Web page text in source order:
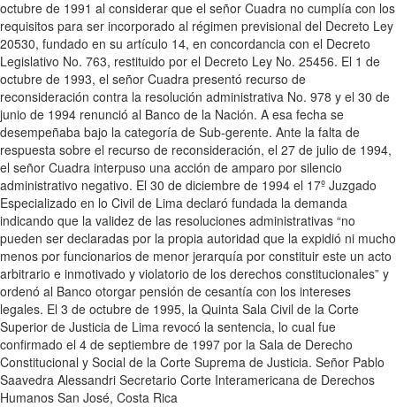
octubre de 1991 al considerar que el señor Cuadra no cumplía con los
requisitos para ser incorporado al régimen previsional del Decreto Ley
20530, fundado en su artículo 14, en concordancia con el Decreto
Legislativo No. 763, restituido por el Decreto Ley No. 25456. El 1 de
octubre de 1993, el señor Cuadra presentó recurso de
reconsideración contra la resolución administrativa No. 978 y el 30 de
junio de 1994 renunció al Banco de la Nación. A esa fecha se
desempeñaba bajo la categoría de Sub-gerente. Ante la falta de
respuesta sobre el recurso de reconsideración, el 27 de julio de 1994,
el señor Cuadra interpuso una acción de amparo por silencio
administrativo negativo. El 30 de diciembre de 1994 el 17º Juzgado
Especializado en lo Civil de Lima declaró fundada la demanda
indicando que la validez de las resoluciones administrativas “no
pueden ser declaradas por la propia autoridad que la expidió ni mucho
menos por funcionarios de menor jerarquía por constituir este un acto
arbitrario e inmotivado y violatorio de los derechos constitucionales” y
ordenó al Banco otorgar pensión de cesantía con los intereses
legales. El 3 de octubre de 1995, la Quinta Sala Civil de la Corte
Superior de Justicia de Lima revocó la sentencia, lo cual fue
confirmado el 4 de septiembre de 1997 por la Sala de Derecho
Constitucional y Social de la Corte Suprema de Justicia. Señor Pablo
Saavedra Alessandri Secretario Corte Interamericana de Derechos
Humanos San José, Costa Rica